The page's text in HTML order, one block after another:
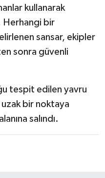
kullanarak
Herhangi bir
sansar, ekipler
sonra güvenli
tespit edilen yavru
uzak bir noktaya
salındı.